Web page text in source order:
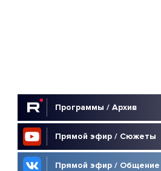
Программы / Архив
Прямой эфир / Сюжеты
Прямой эфир / Общение